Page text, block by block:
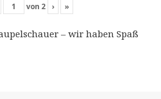
von 2 › »
– wir haben Spaß